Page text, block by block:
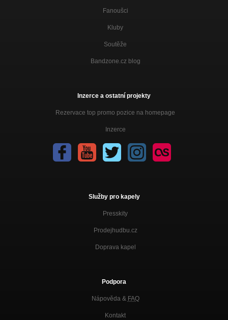
Fanoušci
Kluby
Soutěže
Bandzone.cz blog
Inzerce a ostatní projekty
Rezervace top promo pozice na homepage
Inzerce
Služby pro kapely
Presskity
Prodejhudbu.cz
Doprava kapel
Podpora
Nápověda & FAQ
Kontakt